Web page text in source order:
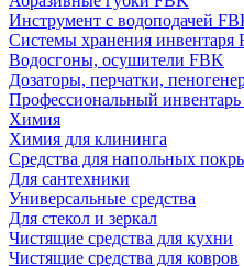
Инструмент с водоподачей
Системы хранения инвентаря
Водосгоны, осушители FBK
Дозаторы, перчатки,
Профессиональный инвентарь
Химия
Химия для клининга
Средства для напольных
Для сантехники
Универсальные средства
Для стекол и зеркал
Чистящие средства для кухни
Чистящие средства для ковров